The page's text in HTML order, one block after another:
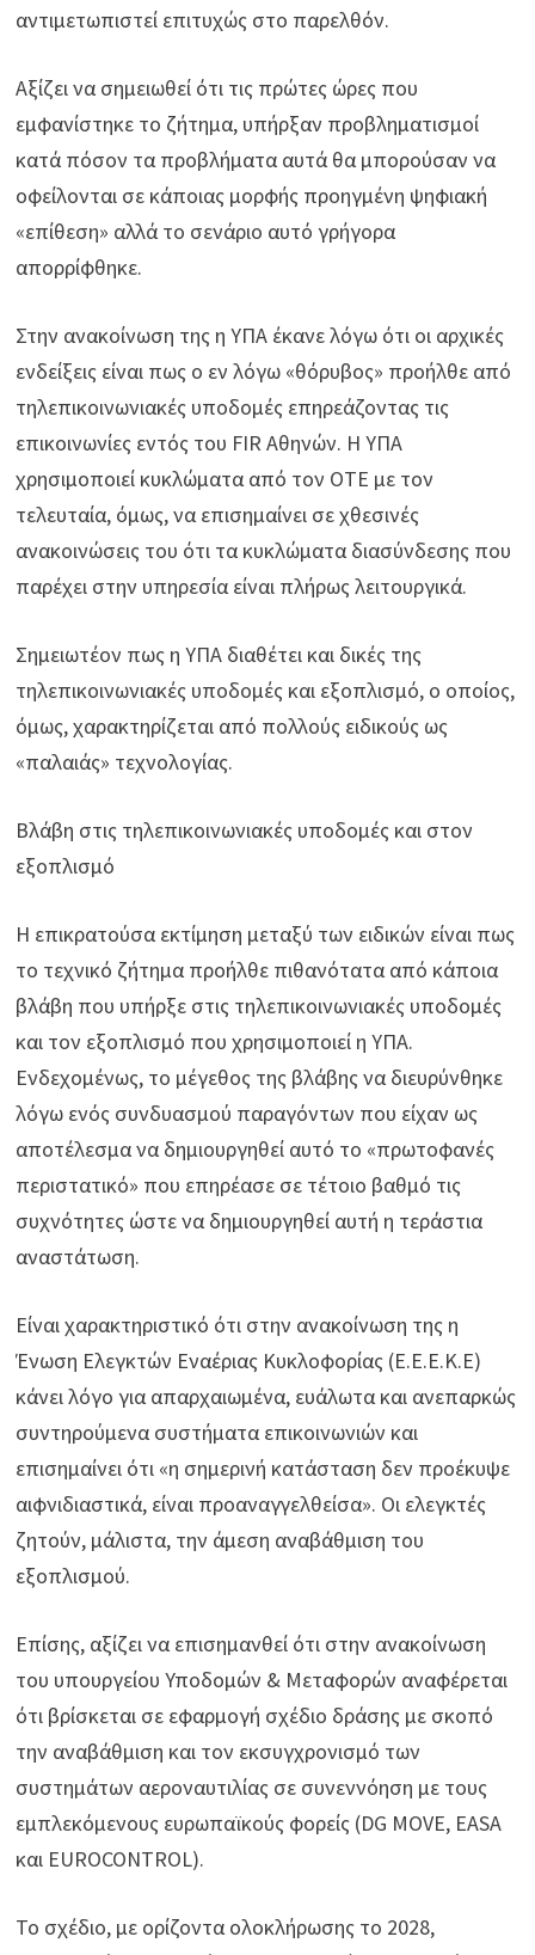
αντιμετωπιστεί επιτυχώς στο παρελθόν.
Αξίζει να σημειωθεί ότι τις πρώτες ώρες που
εμφανίστηκε το ζήτημα, υπήρξαν προβληματισμοί
κατά πόσον τα προβλήματα αυτά θα μπορούσαν να
οφείλονται σε κάποιας μορφής προηγμένη ψηφιακή
«επίθεση» αλλά το σενάριο αυτό γρήγορα
απορρίφθηκε.
Στην ανακοίνωση της η ΥΠΑ έκανε λόγω ότι οι αρχικές
ενδείξεις είναι πως ο εν λόγω «θόρυβος» προήλθε από
τηλεπικοινωνιακές υποδομές επηρεάζοντας τις
επικοινωνίες εντός του FIR Αθηνών. Η ΥΠΑ
χρησιμοποιεί κυκλώματα από τον ΟΤΕ με τον
τελευταία, όμως, να επισημαίνει σε χθεσινές
ανακοινώσεις του ότι τα κυκλώματα διασύνδεσης που
παρέχει στην υπηρεσία είναι πλήρως λειτουργικά.
Σημειωτέον πως η ΥΠΑ διαθέτει και δικές της
τηλεπικοινωνιακές υποδομές και εξοπλισμό, ο οποίος,
όμως, χαρακτηρίζεται από πολλούς ειδικούς ως
«παλαιάς» τεχνολογίας.
Βλάβη στις τηλεπικοινωνιακές υποδομές και στον
εξοπλισμό
Η επικρατούσα εκτίμηση μεταξύ των ειδικών είναι πως
το τεχνικό ζήτημα προήλθε πιθανότατα από κάποια
βλάβη που υπήρξε στις τηλεπικοινωνιακές υποδομές
και τον εξοπλισμό που χρησιμοποιεί η ΥΠΑ.
Ενδεχομένως, το μέγεθος της βλάβης να διευρύνθηκε
λόγω ενός συνδυασμού παραγόντων που είχαν ως
αποτέλεσμα να δημιουργηθεί αυτό το «πρωτοφανές
περιστατικό» που επηρέασε σε τέτοιο βαθμό τις
συχνότητες ώστε να δημιουργηθεί αυτή η τεράστια
αναστάτωση.
Είναι χαρακτηριστικό ότι στην ανακοίνωση της η
Ένωση Ελεγκτών Εναέριας Κυκλοφορίας (Ε.Ε.Ε.Κ.Ε)
κάνει λόγο για απαρχαιωμένα, ευάλωτα και ανεπαρκώς
συντηρούμενα συστήματα επικοινωνιών και
επισημαίνει ότι «η σημερινή κατάσταση δεν προέκυψε
αιφνιδιαστικά, είναι προαναγγελθείσα». Οι ελεγκτές
ζητούν, μάλιστα, την άμεση αναβάθμιση του
εξοπλισμού.
Επίσης, αξίζει να επισημανθεί ότι στην ανακοίνωση
του υπουργείου Υποδομών & Μεταφορών αναφέρεται
ότι βρίσκεται σε εφαρμογή σχέδιο δράσης με σκοπό
την αναβάθμιση και τον εκσυγχρονισμό των
συστημάτων αεροναυτιλίας σε συνεννόηση με τους
εμπλεκόμενους ευρωπαϊκούς φορείς (DG MOVE, EASA
και EUROCONTROL).
Το σχέδιο, με ορίζοντα ολοκλήρωσης το 2028,